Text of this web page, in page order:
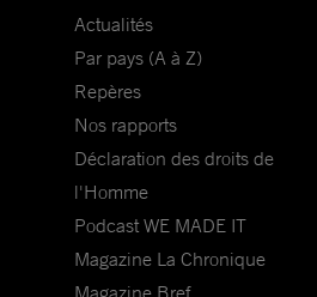
Actualités
Par pays (A à Z)
Repères
Nos rapports
Déclaration des droits de
l'Homme
Podcast WE MADE IT
Magazine La Chronique
Magazine Bref